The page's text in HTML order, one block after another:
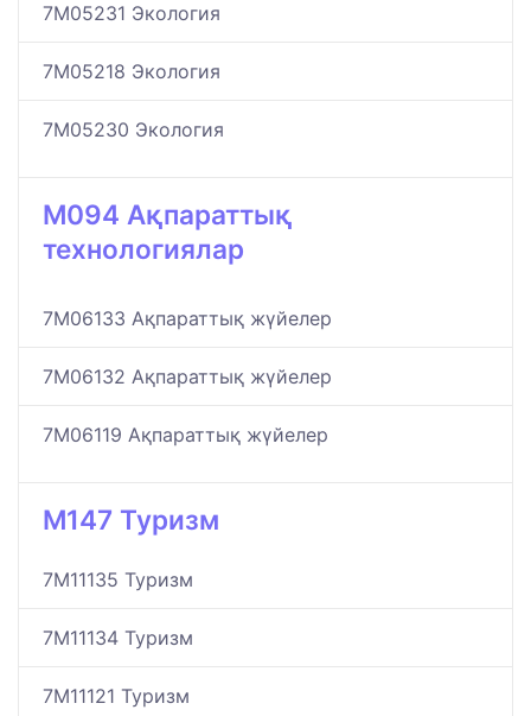
7M05231 Экология
7M05218 Экология
7M05230 Экология
M094 Ақпараттық
технологиялар
7M06133 Ақпараттық жүйелер
7M06132 Ақпараттық жүйелер
7M06119 Ақпараттық жүйелер
M147 Туризм
7M11135 Туризм
7M11134 Туризм
7M11121 Туризм